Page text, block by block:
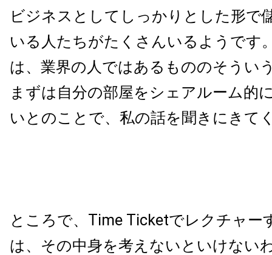
ビジネスとしてしっかりとした形で
いる人たちがたくさんいるようです
は、業界の人ではあるもののそうい
まずは自分の部屋をシェアルーム的
いとのことで、私の話を聞きにきて
ところで、Time Ticketでレクチャー
は、その中身を考えないといけない